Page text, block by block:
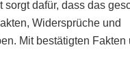
dafür, dass das
Widersprüche und
Mit bestätigten Fakten